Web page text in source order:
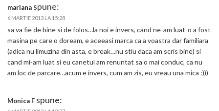
mariana spune:
6 MARTIE 2013 LA 15:28
sa va fie de bine si de folos…la noi e invers, cand ne-am luat-o a fost
masina pe care o doream, e aceeasi marca ca a voastra dar familiara
(adica nu limuzina din asta, e break…nu stiu daca am scris bine) si
cand mi-am luat si eu canetul am renuntat sa o mai conduc, ca nu
am loc de parcare…acum e invers, cum am zis, eu vreau una mica :)))
Monica F spune: